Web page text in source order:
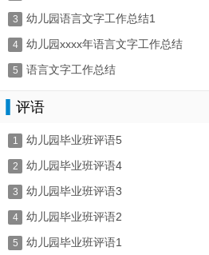
3
幼儿园语言文字工作总结1
4
幼儿园xxxx年语言文字工作总结
5 语言文字工作总结
评语
1
幼儿园毕业班评语5
2
幼儿园毕业班评语4
3
幼儿园毕业班评语3
4
幼儿园毕业班评语2
5 幼儿园毕业班评语1